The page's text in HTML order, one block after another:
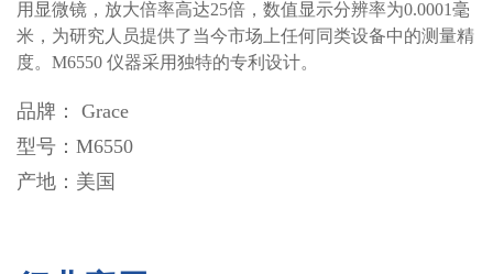
用显微镜，放大倍率高达25倍，数值显示分辨率为0.0001毫
米，为研究人员提供了当今市场上任何同类设备中的测量精
度。M6550 仪器采用独特的专利设计。
品牌： Grace
型号：M6550
产地：美国